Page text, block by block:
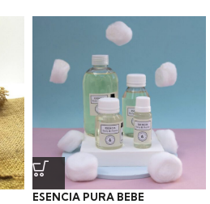
ESENCIA PURA BEBE